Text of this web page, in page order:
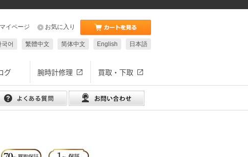
お気に入り
マイページ
日本語
English
简体中文
繁體中文
국어
グ 腕時計修理 買取・下取